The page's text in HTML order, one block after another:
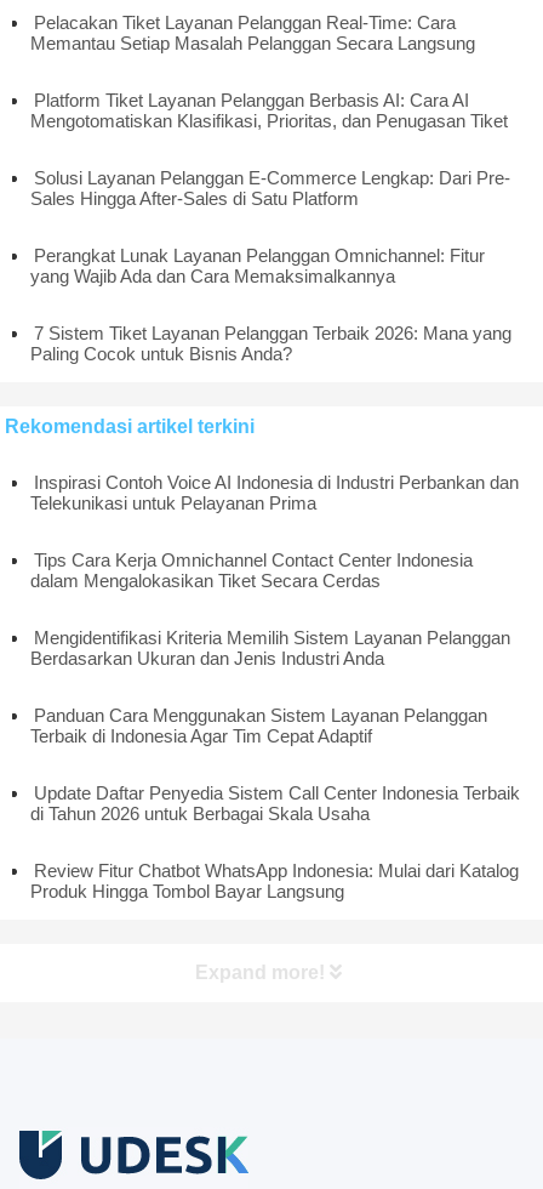
Pelacakan Tiket Layanan Pelanggan Real-Time: Cara
Memantau Setiap Masalah Pelanggan Secara Langsung
Platform Tiket Layanan Pelanggan Berbasis AI: Cara AI
Mengotomatiskan Klasifikasi, Prioritas, dan Penugasan Tiket
Solusi Layanan Pelanggan E-Commerce Lengkap: Dari Pre-
Sales Hingga After-Sales di Satu Platform
Perangkat Lunak Layanan Pelanggan Omnichannel: Fitur
yang Wajib Ada dan Cara Memaksimalkannya
7 Sistem Tiket Layanan Pelanggan Terbaik 2026: Mana yang
Paling Cocok untuk Bisnis Anda?
Rekomendasi artikel terkini
Inspirasi Contoh Voice AI Indonesia di Industri Perbankan dan
Telekunikasi untuk Pelayanan Prima
Tips Cara Kerja Omnichannel Contact Center Indonesia
dalam Mengalokasikan Tiket Secara Cerdas
Mengidentifikasi Kriteria Memilih Sistem Layanan Pelanggan
Berdasarkan Ukuran dan Jenis Industri Anda
Panduan Cara Menggunakan Sistem Layanan Pelanggan
Terbaik di Indonesia Agar Tim Cepat Adaptif
Update Daftar Penyedia Sistem Call Center Indonesia Terbaik
di Tahun 2026 untuk Berbagai Skala Usaha
Review Fitur Chatbot WhatsApp Indonesia: Mulai dari Katalog
Produk Hingga Tombol Bayar Langsung
Expand more!